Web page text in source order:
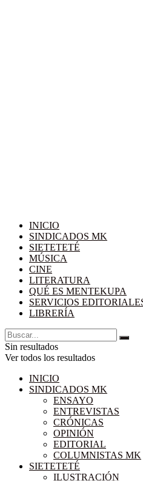
INICIO
SINDICADOS MK
SIETETETÉ
MÚSICA
CINE
LITERATURA
QUÉ ES MENTEKUPA
SERVICIOS
LIBRERÍA
Sin resultados
Ver todos los resultados
INICIO
SINDICADOS MK
ENSAYO
ENTREVISTAS
CRÓNICAS
OPINIÓN
EDITORIAL
COLUMNISTAS MK
SIETETETÉ
ILUSTRACIÓN